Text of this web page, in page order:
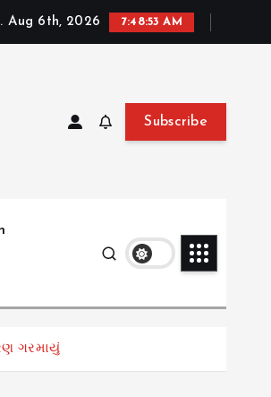
Aug 6th, 2026 7:48:54 AM
Subscribe
ગરમાયું